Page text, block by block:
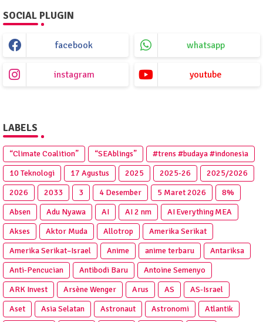
SOCIAL PLUGIN
facebook whatsapp
instagram youtube
LABELS
“Climate Coalition” “SEAblings”
#trens #budaya #indonesia
10 Teknologi
17 Agustus 2025 2025‑26
2025/2026
2026
2033 3 4 Desember 5 Maret 2026
8%
Absen
Adu Nyawa AI AI 2 nm
AI Everything MEA
Akses
Aktor Muda Allotrop
Amerika Serikat
Amerika Serikat–Israel
Anime anime terbaru
Antariksa
Anti‑Pencucian
Antibodi Baru
Antoine Semenyo
ARK Invest
Arsène Wenger Arus AS
AS-Israel
Aset
Asia Selatan Astronaut Astronomi
Atlantik